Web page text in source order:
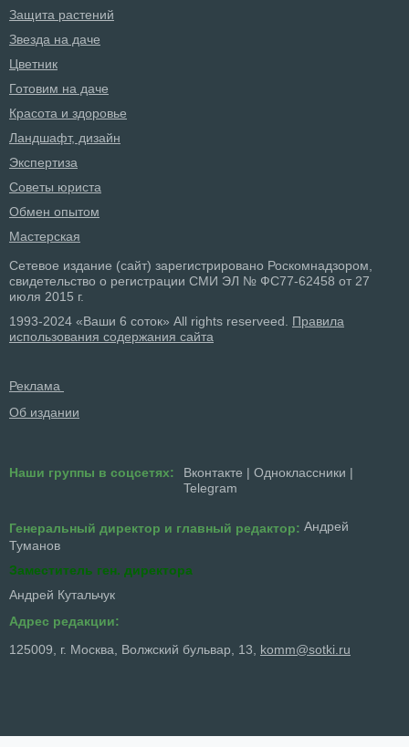
Защита растений
Звезда на даче
Цветник
Готовим на даче
Красота и здоровье
Ландшафт, дизайн
Экспертиза
Советы юриста
Обмен опытом
Мастерская
Сетевое издание (сайт) зарегистрировано Роскомнадзором,
свидетельство о регистрации СМИ ЭЛ № ФС77-62458 от 27
июля 2015 г.
1993-2024 «Ваши 6 соток» All rights reserveed. Правила
использования содержания сайта
Реклама
Об издании
Наши группы в соцсетях: Вконтакте | Одноклассники |
Telegram
Генеральный директор и главный редактор: Андрей
Туманов
Заместитель ген. директора
Андрей Кутальчук
Адрес редакции:
125009, г. Москва, Волжский бульвар, 13, komm@sotki.ru